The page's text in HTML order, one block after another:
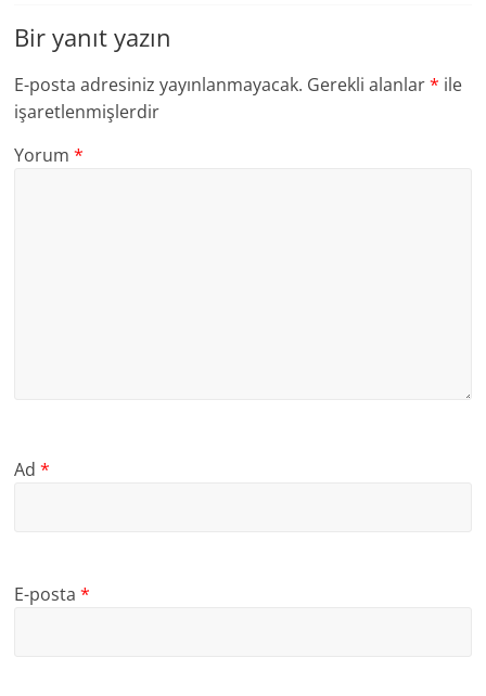
Bir yanıt yazın
E-posta adresiniz yayınlanmayacak. Gerekli alanlar* ile
işaretlenmişlerdir
Yorum*
Ad*
E-posta*